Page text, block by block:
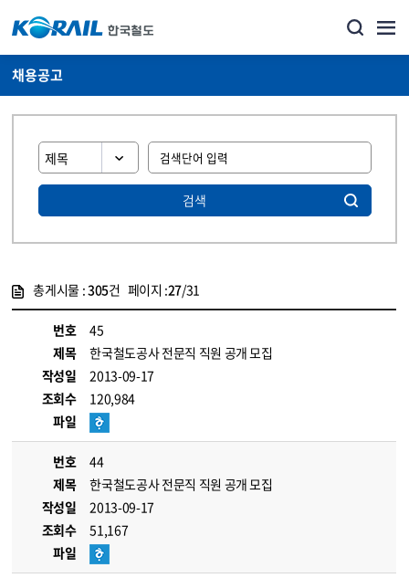
채용공고
검색
총게시물 :305건 페이지 :27/31
번호
45
제목
한국철도공사 전문직 직원 공개 모집
작성일
2013-09-17
조회수
120,984
파일
번호
44
제목
한국철도공사 전문직 직원 공개 모집
작성일
2013-09-17
조회수
51,167
파일